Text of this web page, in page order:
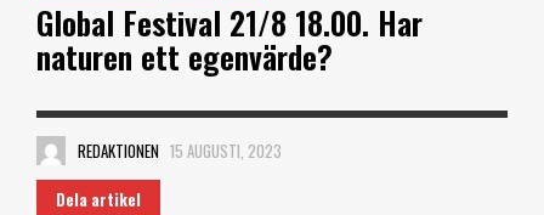
Global Festival 21/8 18.00. Har
naturen ett egenvärde?
REDAKTIONEN 15 AUGUSTI, 2023
Dela artikel